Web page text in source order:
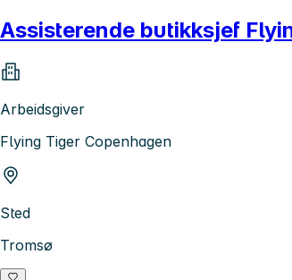
Assisterende butikksjef
Arbeidsgiver
Flying Tiger Copenhagen
Sted
Tromsø